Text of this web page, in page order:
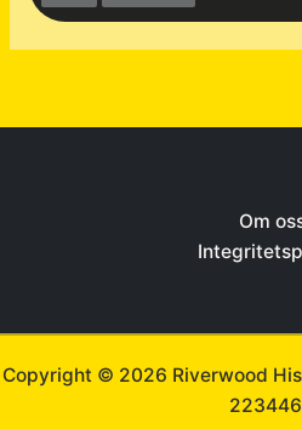
Om
Copyright © 2026 Riverwood